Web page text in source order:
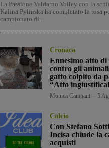
La Passione Valdarno Volley con la
Kalina Pylinska ha completato la rosa
campionato di...
Cronaca
Ennesimo atto di
contro gli
gatto colpito da
“Atto
Monica Campani 5
Calcio
Con Stefano
Incisa chiude la
acquisti